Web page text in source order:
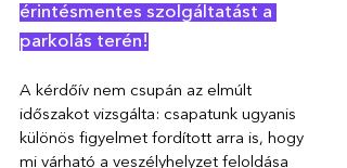
érintésmentes szolgáltatást a
parkolás terén!
A kérdőív nem csupán az elmúlt
időszakot vizsgálta: csapatunk ugyanis
különös figyelmet fordított arra is, hogy
mi várható a veszélyhelyzet feloldása